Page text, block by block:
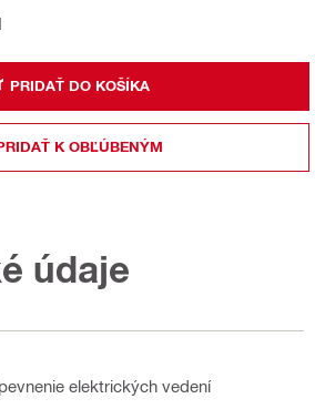
PRIDAŤ DO KOŠÍKA
K OBĽÚBENÝM
údaje
elektrických vedení